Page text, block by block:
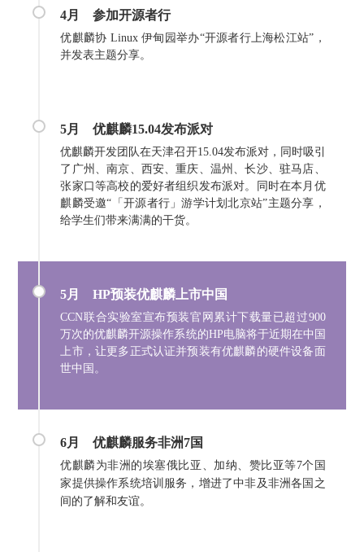
4月 参加开源者行
优麒麟协 Linux 伊甸园举办“开源者行上海松江站”，
并发表主题分享。
5月 优麒麟15.04发布派对
优麒麟开发团队在天津召开15.04发布派对，同时吸引
了广州、南京、西安、重庆、温州、长沙、驻马店、
张家口等高校的爱好者组织发布派对。同时在本月优
麒麟受邀“「开源者行」游学计划北京站”主题分享，
给学生们带来满满的干货。
5月 HP预装优麒麟上市中国
CCN联合实验室宣布预装官网累计下载量已超过900
万次的优麒麟开源操作系统的HP电脑将于近期在中国
上市，让更多正式认证并预装有优麒麟的硬件设备面
世中国。
6月 优麒麟服务非洲7国
优麒麟为非洲的埃塞俄比亚、加纳、赞比亚等7个国
家提供操作系统培训服务，增进了中非及非洲各国之
间的了解和友谊。